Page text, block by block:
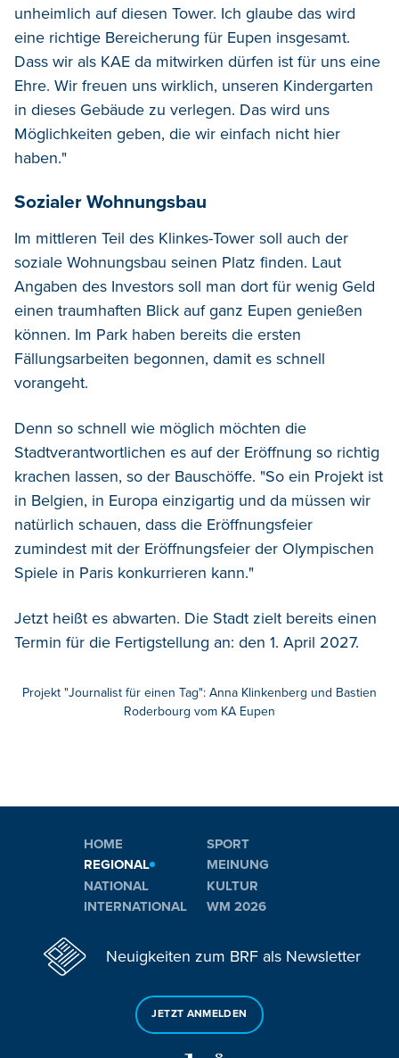
unheimlich auf diesen Tower. Ich glaube das wird
eine richtige Bereicherung für Eupen insgesamt.
Dass wir als KAE da mitwirken dürfen ist für uns eine
Ehre. Wir freuen uns wirklich, unseren Kindergarten
in dieses Gebäude zu verlegen. Das wird uns
Möglichkeiten geben, die wir einfach nicht hier
haben."
Sozialer Wohnungsbau
Im mittleren Teil des Klinkes-Tower soll auch der
soziale Wohnungsbau seinen Platz finden. Laut
Angaben des Investors soll man dort für wenig Geld
einen traumhaften Blick auf ganz Eupen genießen
können. Im Park haben bereits die ersten
Fällungsarbeiten begonnen, damit es schnell
vorangeht.
Denn so schnell wie möglich möchten die
Stadtverantwortlichen es auf der Eröffnung so richtig
krachen lassen, so der Bauschöffe. "So ein Projekt ist
in Belgien, in Europa einzigartig und da müssen wir
natürlich schauen, dass die Eröffnungsfeier
zumindest mit der Eröffnungsfeier der Olympischen
Spiele in Paris konkurrieren kann."
Jetzt heißt es abwarten. Die Stadt zielt bereits einen
Termin für die Fertigstellung an: den 1. April 2027.
Projekt "Journalist für einen Tag": Anna Klinkenberg und Bastien
Roderbourg vom KA Eupen
HOME
REGIONAL
NATIONAL
INTERNATIONAL
SPORT
MEINUNG
KULTUR
WM 2026
Neuigkeiten zum BRF als Newsletter
JETZT ANMELDEN